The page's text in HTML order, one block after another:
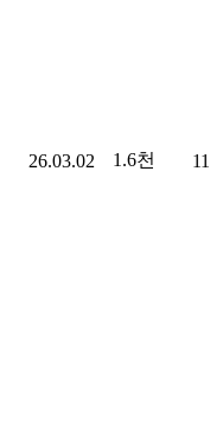
26.03.02 1.6천 11